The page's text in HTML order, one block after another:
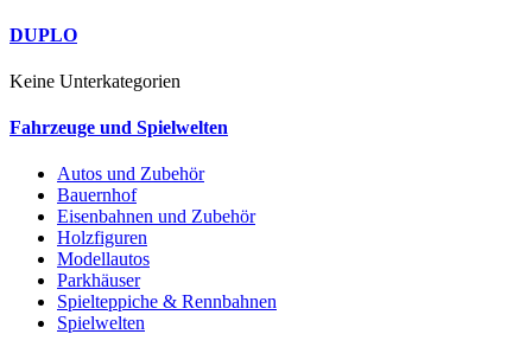
DUPLO
Keine Unterkategorien
Fahrzeuge und Spielwelten
Autos und Zubehör
Bauernhof
Eisenbahnen und Zubehör
Holzfiguren
Modellautos
Parkhäuser
Spielteppiche & Rennbahnen
Spielwelten